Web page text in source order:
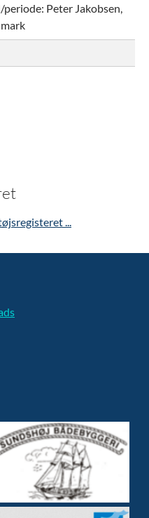
periode: Peter Jakobsen,
...